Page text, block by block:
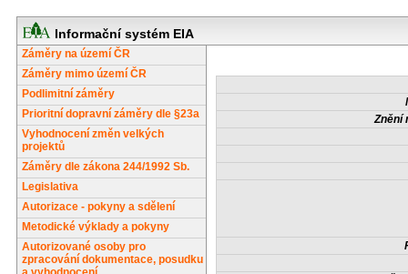
Informační systém EIA
Záměry na území ČR
Záměry mimo území ČR
Podlimitní záměry
Prioritní dopravní záměry dle §23a
Vyhodnocení změn velkých
projektů
Záměry dle zákona 244/1992 Sb.
Legislativa
Autorizace - pokyny a sdělení
Metodické výklady a pokyny
Autorizované osoby pro
zpracování dokumentace, posudku
Znění